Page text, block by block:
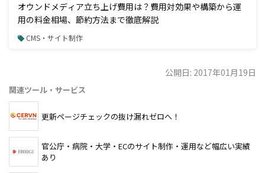
オウンドメディア立ち上げ費用は？費用対効果や構築から運
用の料金相場、節約方法まで徹底解説
CMS・サイト制作
公開日: 2017年01月19日
関連ツール・サービス
更新ページチェックの抜け漏れゼロへ！
官公庁・病院・大学・ECのサイト制作・運用など幅広い実績
あり